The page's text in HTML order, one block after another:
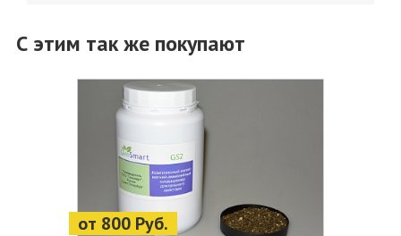
С этим так же покупают
от 800 Руб.